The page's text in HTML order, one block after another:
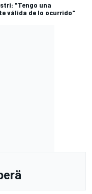
"Tengo una
válida de lo ocurrido"